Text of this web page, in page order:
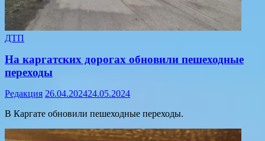
ДТП
На каргатских дорогах обновили пешеходные
переходы
Редакция 26.04.202424.05.2024
В Каргате обновили пешеходные переходы.